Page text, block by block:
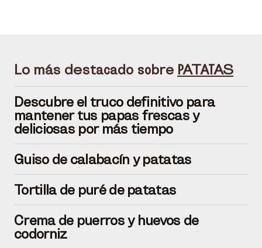
Lo más destacado sobre PATATAS
Descubre el truco definitivo para
mantener tus papas frescas y
deliciosas por más tiempo
Guiso de calabacín y patatas
Tortilla de puré de patatas
Crema de puerros y huevos de
codorniz